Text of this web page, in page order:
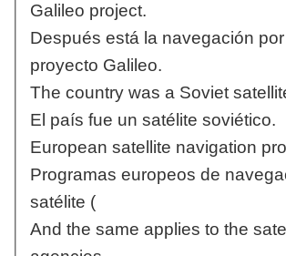
Galileo project.
Después está la navegación por
proyecto Galileo.
The country was a Soviet
El país fue un satélite soviético.
European satellite navigation
Programas europeos de
satélite (
And the same applies to the